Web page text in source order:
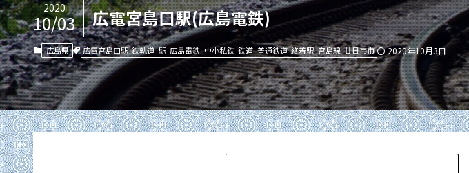
広電宮島口駅(広島電鉄)
2020
10/03
広島県 広電宮島口駅 鉄軌道 駅 広島電鉄 中小私鉄 鉄道 普通鉄道 終着駅 宮島線 廿日市市 2020年10月3日